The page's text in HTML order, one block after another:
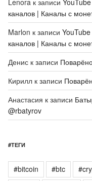
каналов | Каналы с
Marlon к записи
каналов | Каналы с
Дениск записи
Кириллк записи
Анастасия к записи
@rbatyrov
#ТЕГИ
#bitcoin #btc